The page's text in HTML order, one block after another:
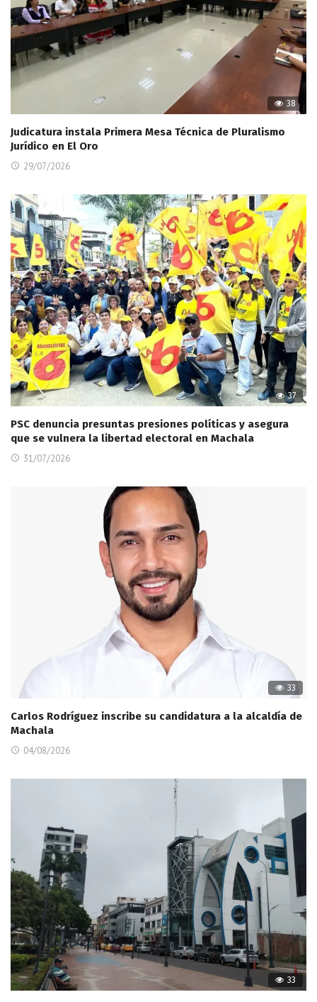
38
Judicatura instala Primera Mesa Técnica de Pluralismo
Jurídico en El Oro
29/07/2026
37
PSC denuncia presuntas presiones políticas y asegura
que se vulnera la libertad electoral en Machala
31/07/2026
33
Carlos Rodríguez inscribe su candidatura a la alcaldía de
Machala
04/08/2026
33